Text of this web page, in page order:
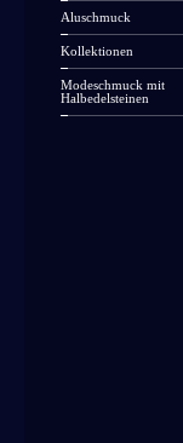
Aluschmuck
Kollektionen
Modeschmuck mit
Halbedelsteinen